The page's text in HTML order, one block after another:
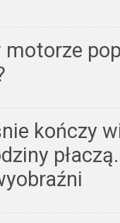
motorze
kończy